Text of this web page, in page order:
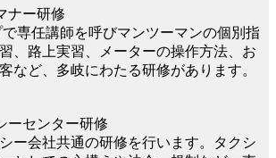
ナー研修
専任講師を呼びマンツーマンの個別指
、路上実習、メーターの操作方法、お
など、多岐にわたる研修があります。
ーセンター研修
ー会社共通の研修を行います。タクシ